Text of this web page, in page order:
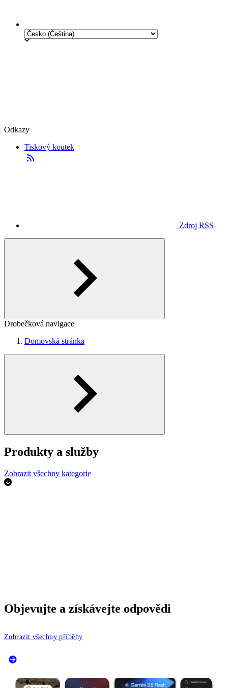
Odkazy
Tiskový koutek
Zdroj RSS
Drobečková navigace
Domovská stránka
Produkty a služby
Zobrazit všechny kategorie
Objevujte a získávejte odpovědi
Zobrazit všechny příběhy